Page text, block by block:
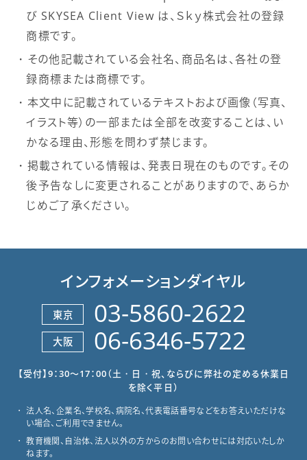
び SKYSEA Client View は、Ｓｋｙ株式会社の登録
商標です。
その他記載されている会社名、商品名は、各社の登
録商標または商標です。
本文中に記載されているテキストおよび画像（写真、
イラスト等）の一部または全部を改変することは、い
かなる理由、形態を問わず禁じます。
掲載されている情報は、発表日現在のものです。その
後予告なしに変更されることがありますので、あらか
じめご了承ください。
インフォメーションダイヤル
東京 03-5860-2622
大阪 06-6346-5722
【受付】9：30～17：00（土・日・祝、ならびに弊社の定める休業日
を除く平日）
法人名、企業名、学校名、病院名、代表電話番号などをお答えいただけな
い場合、ご利用できません。
教育機関、自治体、法人以外の方からのお問い合わせには対応いたしか
ねます。